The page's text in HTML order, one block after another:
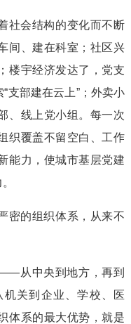
社会结构的变化而不断
间、建在科室；社区兴
楼宇经济发达了，党支
支部建在云上”；外卖小
、线上党小组。每一次
织覆盖不留空白、工作
能力，使城市基层党建
密的组织体系，从来不
从中央到地方，再到
关到企业、学校、医
体系的最大优势，就是